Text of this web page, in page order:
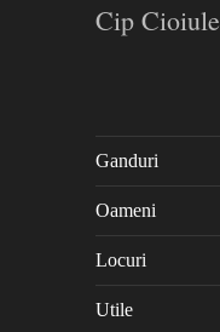
Cip
Ganduri
Oameni
Locuri
Utile